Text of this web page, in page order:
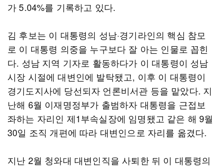
가 5.04%를 기록하고 있다.
김 후보는 이 대통령의 성남·경기라인의 핵심 참모
로 이 대통령 의중을 누구보다 잘 아는 인물로 꼽힌
다. 성남 지역 기자로 활동하다가 이 대통령이 성남
시장 시절에 대변인에 발탁됐고, 이후 이 대통령이
경기도지사에 당선되자 언론비서관 등을 맡았다. 지
난해 6월 이재명정부가 출범하자 대통령을 근접보
좌하는 자리인 제1부속실장에 임명됐고 같은 해 9월
30일 조직 개편에 따라 대변인으로 자리를 옮겼다.
지난 2월 청와대 대변인직을 사퇴한 뒤 이 대통령의